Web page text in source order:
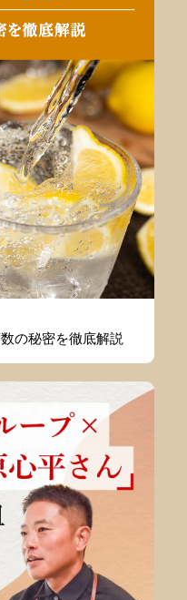
の秘密を徹底解説